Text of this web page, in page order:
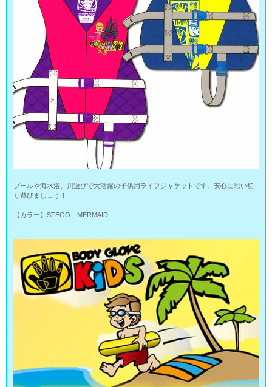
プールや海水浴、川遊びで大活躍の子供用ライフジャケットです。安心に思い切
り遊びましょう！
【カラー】STEGO、MERMAID